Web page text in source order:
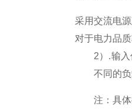
采用交流电
对于电力品
2） .输
不同的
注：具